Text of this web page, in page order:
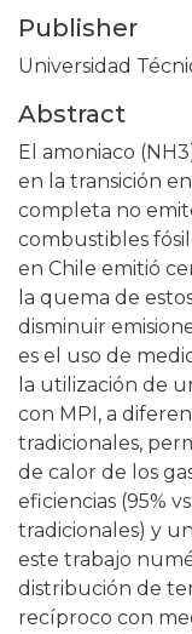
Publisher
Universidad
Abstract
El amoniaco
en la transición
completa no
combustibles
en Chile emitió
la quema de
disminuir
es el uso de
la utilización de
con MPI, a
tradicionales,
de calor de los
eficiencias (95%
tradicionales) y
este trabajo
distribución de
recíproco con